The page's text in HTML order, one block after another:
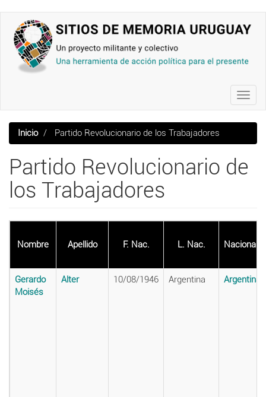
contenido
principal
Inicio Partido Revolucionario de los Trabajadores
Partido Revolucionario de
los Trabajadores
Nombre Apellido F. Nac. L. Nac.
Gerardo
Moisés
Alter 10/08/1946 Argentina Argentina